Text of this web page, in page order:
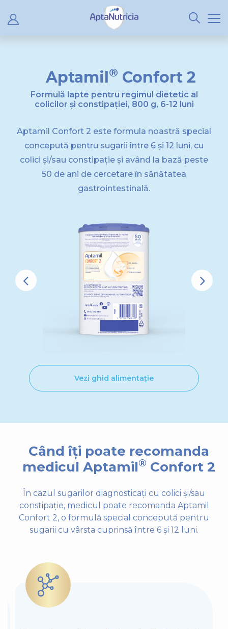
Aptamil® Confort 2
Formulă lapte pentru regimul dietetic al
colicilor și constipației, 800 g, 6-12 luni
Aptamil Confort 2 este formula noastră special
concepută pentru sugarii între 6 și 12 luni, cu
colici și/sau constipație și având la bază peste
50 de ani de cercetare în sănătatea
gastrointestinală.
Vezi ghid alimentație
Când îți poate recomanda
medicul Aptamil® Confort 2
În cazul sugarilor diagnosticați cu colici și/sau
constipație, medicul poate recomanda Aptamil
Confort 2, o formulă special concepută pentru
sugarii cu vârsta cuprinsă între 6 și 12 luni.